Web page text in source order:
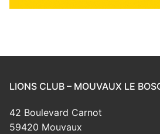
LIONS CLUB – MOUVAUX LE
42 Boulevard Carnot
59420 Mouvaux